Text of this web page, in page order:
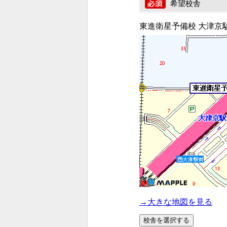
希望校舎
東進衛星予備校 大津京
→大きな地図を見る
校舎を選択する